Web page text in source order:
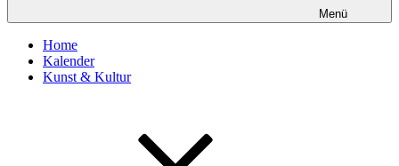
Menü
Home
Kalender
Kunst & Kultur